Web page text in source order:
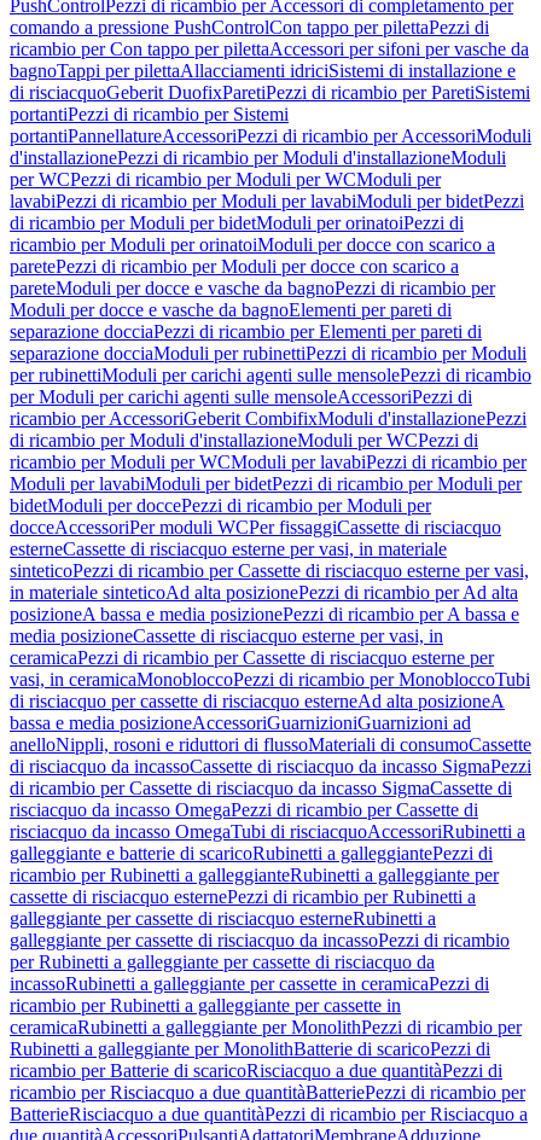
PushControlPezzi di ricambio per Accessori di completamento per
comando a pressione PushControlCon tappo per pilettaPezzi di
ricambio per Con tappo per pilettaAccessori per sifoni per vasche da
bagnoTappi per pilettaAllacciamenti idriciSistemi di installazione e
di risciacquoGeberit DuofixParetiPezzi di ricambio per ParetiSistemi
portantiPezzi di ricambio per Sistemi
portantiPannellatureAccessoriPezzi di ricambio per AccessoriModuli
d'installazionePezzi di ricambio per Moduli d'installazioneModuli
per WCPezzi di ricambio per Moduli per WCModuli per
lavabiPezzi di ricambio per Moduli per lavabiModuli per bidetPezzi
di ricambio per Moduli per bidetModuli per orinatoiPezzi di
ricambio per Moduli per orinatoiModuli per docce con scarico a
paretePezzi di ricambio per Moduli per docce con scarico a
pareteModuli per docce e vasche da bagnoPezzi di ricambio per
Moduli per docce e vasche da bagnoElementi per pareti di
separazione docciaPezzi di ricambio per Elementi per pareti di
separazione docciaModuli per rubinettiPezzi di ricambio per Moduli
per rubinettiModuli per carichi agenti sulle mensolePezzi di ricambio
per Moduli per carichi agenti sulle mensoleAccessoriPezzi di
ricambio per AccessoriGeberit CombifixModuli d'installazionePezzi
di ricambio per Moduli d'installazioneModuli per WCPezzi di
ricambio per Moduli per WCModuli per lavabiPezzi di ricambio per
Moduli per lavabiModuli per bidetPezzi di ricambio per Moduli per
bidetModuli per doccePezzi di ricambio per Moduli per
docceAccessoriPer moduli WCPer fissaggiCassette di risciacquo
esterneCassette di risciacquo esterne per vasi, in materiale
sinteticoPezzi di ricambio per Cassette di risciacquo esterne per vasi,
in materiale sinteticoAd alta posizionePezzi di ricambio per Ad alta
posizioneA bassa e media posizionePezzi di ricambio per A bassa e
media posizioneCassette di risciacquo esterne per vasi, in
ceramicaPezzi di ricambio per Cassette di risciacquo esterne per
vasi, in ceramicaMonobloccoPezzi di ricambio per MonobloccoTubi
di risciacquo per cassette di risciacquo esterneAd alta posizioneA
bassa e media posizioneAccessoriGuarnizioniGuarnizioni ad
anelloNippli, rosoni e riduttori di flussoMateriali di consumoCassette
di risciacquo da incassoCassette di risciacquo da incasso SigmaPezzi
di ricambio per Cassette di risciacquo da incasso SigmaCassette di
risciacquo da incasso OmegaPezzi di ricambio per Cassette di
risciacquo da incasso OmegaTubi di risciacquoAccessoriRubinetti a
galleggiante e batterie di scaricoRubinetti a galleggiantePezzi di
ricambio per Rubinetti a galleggianteRubinetti a galleggiante per
cassette di risciacquo esternePezzi di ricambio per Rubinetti a
galleggiante per cassette di risciacquo esterneRubinetti a
galleggiante per cassette di risciacquo da incassoPezzi di ricambio
per Rubinetti a galleggiante per cassette di risciacquo da
incassoRubinetti a galleggiante per cassette in ceramicaPezzi di
ricambio per Rubinetti a galleggiante per cassette in
ceramicaRubinetti a galleggiante per MonolithPezzi di ricambio per
Rubinetti a galleggiante per MonolithBatterie di scaricoPezzi di
ricambio per Batterie di scaricoRisciacquo a due quantitàPezzi di
ricambio per Risciacquo a due quantitàBatteriePezzi di ricambio per
BatterieRisciacquo a due quantitàPezzi di ricambio per Risciacquo a
due quantitàAccessoriPulsantiAdattatoriMembraneAdduzione